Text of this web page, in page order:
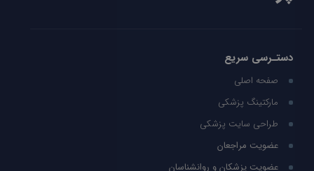
دستـرسی سریع
صفحه اصلی
مارکتینگ پزشکی
طراحی سایت پزشکی
عضویت مراجعان
عضویت پزشکان و روانشناسان